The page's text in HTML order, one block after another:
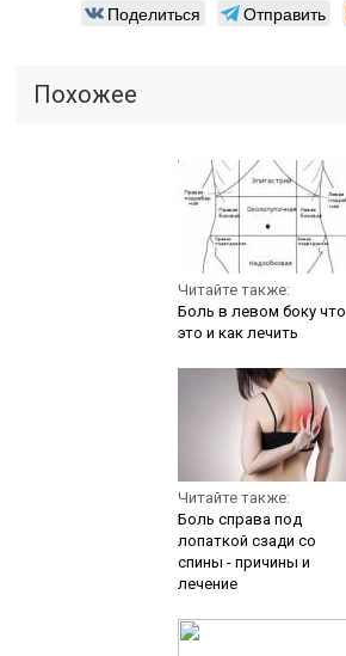
Поделиться Отправить
Похожее
Читайте также:
Боль в левом боку что
это и как лечить
Читайте также:
Боль справа под
лопаткой сзади со
спины - причины и
лечение